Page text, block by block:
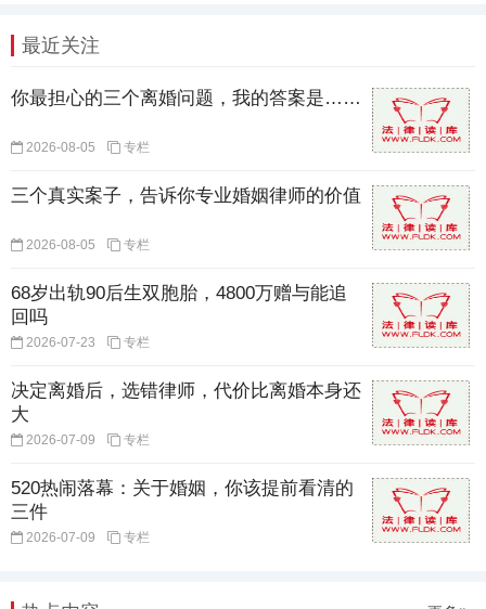
最近关注
你最担心的三个离婚问题，我的答案是……
2026-08-05 专栏
三个真实案子，告诉你专业婚姻律师的价值
2026-08-05 专栏
68岁出轨90后生双胞胎，4800万赠与能追
回吗
2026-07-23 专栏
决定离婚后，选错律师，代价比离婚本身还
大
2026-07-09 专栏
520热闹落幕：关于婚姻，你该提前看清的
三件
2026-07-09 专栏